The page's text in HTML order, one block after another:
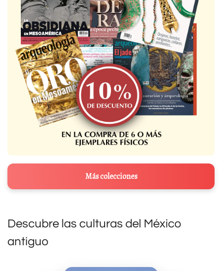
Más colecciones
Descubre las culturas del México
antiguo